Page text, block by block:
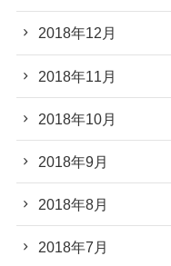
2018年12月
2018年11月
2018年10月
2018年9月
2018年8月
2018年7月